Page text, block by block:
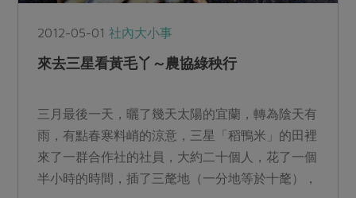
2012-05-01社內大小事
來去三星看黃毛丫～農協綠秧行
三月最後一天，曬了幾天太陽的宜蘭，轉為陰天有
雨，有點春寒料峭的涼意，三星「稻鴨米」的田裡
來了一群合作社的社員，大約二十個人，花了一個
半小時的時間，插了三氂地（一分地等於十氂），